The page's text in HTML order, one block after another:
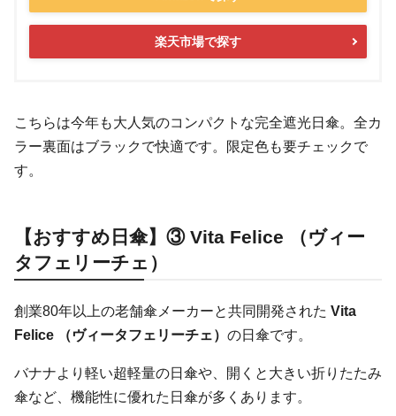
楽天市場で探す
こちらは今年も大人気のコンパクトな完全遮光日傘。全カ
ラー裏面はブラックで快適です。限定色も要チェックで
す。
【おすすめ日傘】③ Vita Felice （ヴィー
タフェリーチェ）
創業80年以上の老舗傘メーカーと共同開発された Vita
Felice （ヴィータフェリーチェ） の日傘です。
バナナより軽い超軽量の日傘や、開くと大きい折りたたみ
傘など、機能性に優れた日傘が多くあります。